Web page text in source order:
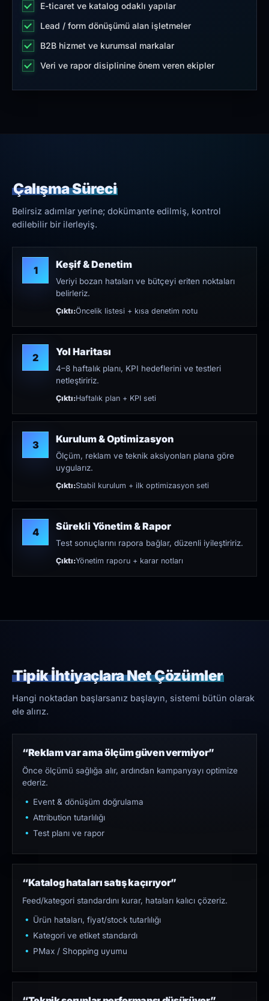
E-ticaret ve katalog odaklı yapılar
Lead / form dönüşümü alan işletmeler
B2B hizmet ve kurumsal markalar
Veri ve rapor disiplinine önem veren ekipler
Çalışma Süreci
Belirsiz adımlar yerine; dokümante edilmiş, kontrol
edilebilir bir ilerleyiş.
1 Keşif & Denetim
Veriyi bozan hataları ve bütçeyi eriten noktaları
belirleriz.
Çıktı:Öncelik listesi + kısa denetim notu
2 Yol Haritası
4–8 haftalık planı, KPI hedeflerini ve testleri
netleştiririz.
Çıktı:Haftalık plan + KPI seti
3 Kurulum & Optimizasyon
Ölçüm, reklam ve teknik aksiyonları plana göre
uygularız.
Çıktı:Stabil kurulum + ilk optimizasyon seti
4 Sürekli Yönetim & Rapor
Test sonuçlarını rapora bağlar, düzenli iyileştiririz.
Çıktı:Yönetim raporu + karar notları
Tipik İhtiyaçlara Net Çözümler
Hangi noktadan başlarsanız başlayın, sistemi bütün olarak
ele alırız.
“Reklam var ama ölçüm güven vermiyor”
Önce ölçümü sağlığa alır, ardından kampanyayı optimize
ederiz.
Event & dönüşüm doğrulama
Attribution tutarlılığı
Test planı ve rapor
“Katalog hataları satış kaçırıyor”
Feed/kategori standardını kurar, hataları kalıcı çözeriz.
Ürün hataları, fiyat/stock tutarlılığı
Kategori ve etiket standardı
PMax / Shopping uyumu